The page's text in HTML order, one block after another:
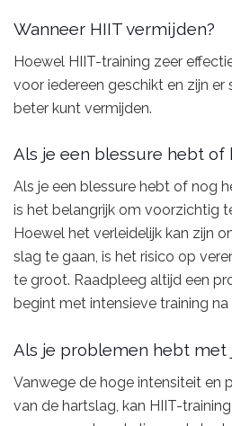
Wanneer HIIT vermijden?
Hoewel HIIT-training zeer
voor iedereen geschikt en zijn er
beter kunt vermijden.
Als je een blessure hebt
Als je een blessure hebt of nog
is het belangrijk om voorzichtig
Hoewel het verleidelijk kan zijn
slag te gaan, is het risico op
te groot. Raadpleeg altijd een
begint met intensieve training na
Als je problemen hebt
Vanwege de hoge intensiteit en
van de hartslag, kan HIIT-